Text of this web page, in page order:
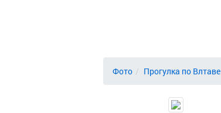
Фото Прогулка по Влтаве